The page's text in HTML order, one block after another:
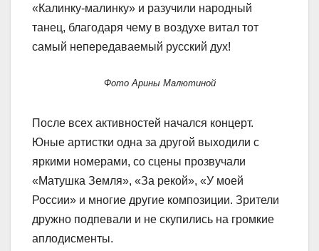
«Калинку-малинку» и разучили народный
танец, благодаря чему в воздухе витал тот
самый непередаваемый русский дух!
Фото Арины Малютиной
После всех активностей начался концерт.
Юные артистки одна за другой выходили с
яркими номерами, со сцены прозвучали
«Матушка Земля», «За рекой», «У моей
России» и многие другие композиции. Зрители
дружно подпевали и не скупились на громкие
аплодисменты.